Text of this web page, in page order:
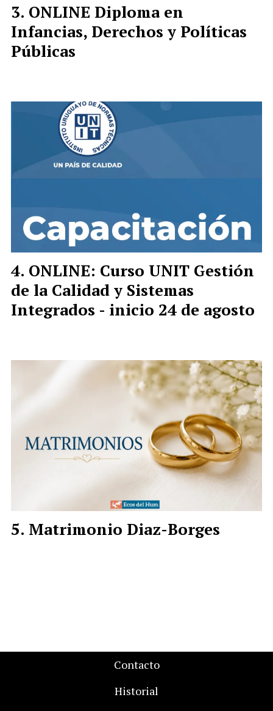
ONLINE Diploma en
Infancias, Derechos y Políticas
Públicas
ONLINE: Curso UNIT Gestión
de la Calidad y Sistemas
Integrados - inicio 24 de agosto
Matrimonio Diaz-Borges
Contacto
Historial